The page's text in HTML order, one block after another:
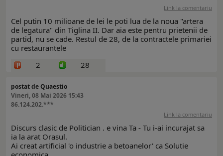
Link la comentariu
Cel putin 10 milioane de lei le poti lua de la noua "artera
de legatura" din Tiglina II. Dar aia este pentru prietenii de
partid, nu se cade. Restul de 28, de la contractele primariei
cu restaurantele
2
28
postat de Quaestio
Vineri, 08 Mai 2026 15:43
86.124.202.***
Link la comentariu
Discurs clasic de Politician . e vina Ta - Tu i-ai incurajat sa
ia la arat Orasul.
Ai creat artificial 'o industrie a betoanelor' ca Solutie